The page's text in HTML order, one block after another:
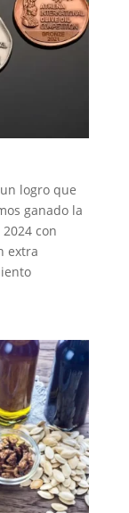
logro que
ganado la
con
extra